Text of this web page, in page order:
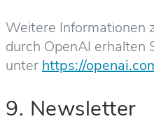
Weitere Informationen
durch OpenAI erhalten
unter https://
9. Newsletter